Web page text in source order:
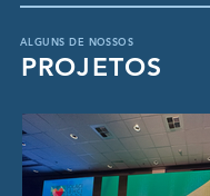
ALGUNS DE NOSSOS
PROJETOS